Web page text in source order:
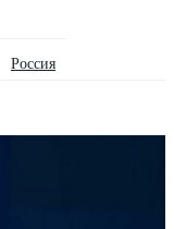
Россия